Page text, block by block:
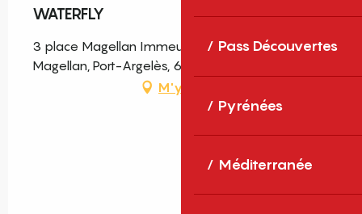
Pass Découvertes
Pyrénées
Méditerranée
WATERFLY
3 place Magellan Immeuble Atalaya 3 place
Magellan, Port-Argelès, 66700 Argelès-sur-Mer
M'y rendre